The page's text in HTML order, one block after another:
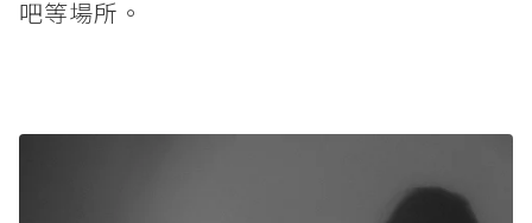
吧等場所。